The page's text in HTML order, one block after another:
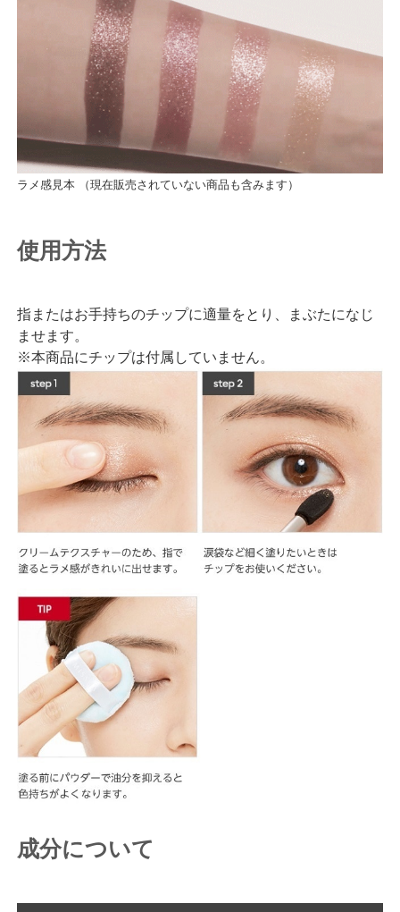
ラメ感見本 （現在販売されていない商品も含みます）
使用方法
指またはお手持ちのチップに適量をとり、まぶたになじ
ませます。
※本商品にチップは付属していません。
成分について